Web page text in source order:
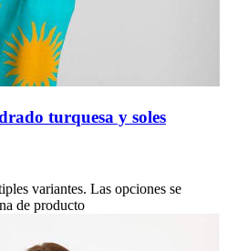
turquesa y soles
variantes. Las opciones se
de producto